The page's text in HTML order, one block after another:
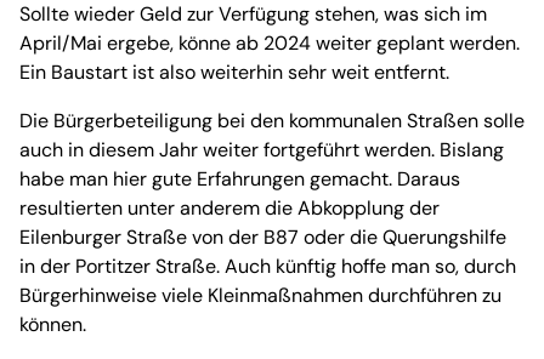
Sollte wieder Geld zur Verfügung stehen, was sich im
April/Mai ergebe, könne ab 2024 weiter geplant werden.
Ein Baustart ist also weiterhin sehr weit entfernt.
Die Bürgerbeteiligung bei den kommunalen Straßen solle
auch in diesem Jahr weiter fortgeführt werden. Bislang
habe man hier gute Erfahrungen gemacht. Daraus
resultierten unter anderem die Abkopplung der
Eilenburger Straße von der B87 oder die Querungshilfe
in der Portitzer Straße. Auch künftig hoffe man so, durch
Bürgerhinweise viele Kleinmaßnahmen durchführen zu
können.